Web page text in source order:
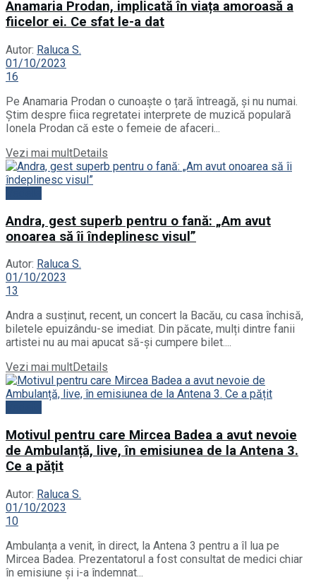
Anamaria Prodan, implicată în viața amoroasă a
fiicelor ei. Ce sfat le-a dat
Autor: Raluca S.
01/10/2023
16
Pe Anamaria Prodan o cunoaște o țară întreagă, și nu numai.
Știm despre fiica regretatei interprete de muzică populară
Ionela Prodan că este o femeie de afaceri...
Vezi mai multDetails
Andra, gest superb pentru o fană: „Am avut
onoarea să îi îndeplinesc visul”
Autor: Raluca S.
01/10/2023
13
Andra a susținut, recent, un concert la Bacău, cu casa închisă,
biletele epuizându-se imediat. Din păcate, mulți dintre fanii
artistei nu au mai apucat să-și cumpere bilet....
Vezi mai multDetails
Motivul pentru care Mircea Badea a avut nevoie
de Ambulanță, live, în emisiunea de la Antena 3.
Ce a pățit
Autor: Raluca S.
01/10/2023
10
Ambulanța a venit, în direct, la Antena 3 pentru a îl lua pe
Mircea Badea. Prezentatorul a fost consultat de medici chiar
în emisiune și i-a îndemnat...